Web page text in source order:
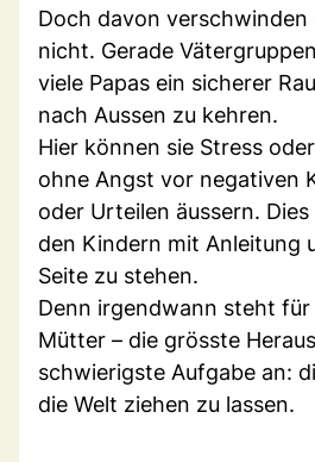
Doch davon verschwinden
nicht. Gerade
viele Papas ein sicherer
nach Aussen zu kehren.
Hier können sie Stress
ohne Angst vor negativen
oder Urteilen äussern.
den Kindern mit Anleitung
Seite zu stehen.
Denn irgendwann steht für
Mütter – die grösste
schwierigste Aufgabe an:
die Welt ziehen zu lassen.